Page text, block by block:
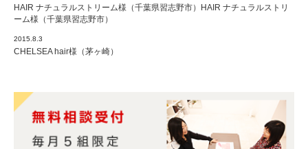
HAIR ナチュラルストリーム様（千葉県習志野市）HAIR ナチュラルストリ
ーム様（千葉県習志野市）
2015.8.3
CHELSEA hair様（茅ヶ崎）